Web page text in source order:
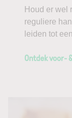
Houd er wel
reguliere
leiden tot
Ontdek voor-